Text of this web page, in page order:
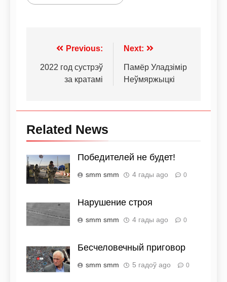
Previous:
2022 год сустрэў
за кратамі
Next:
Памёр Уладзімір
Неўмяржыцкі
Related News
Победителей не будет!
smm smm 4 гады ago 0
Нарушение строя
smm smm 4 гады ago 0
Бесчеловечный приговор
smm smm 5 гадоў ago 0